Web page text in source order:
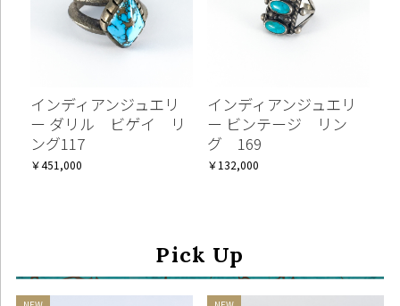
インディアンジュエリ
ー ダリル ビゲイ リ
ング117
￥451,000
インディアンジュエリ
ー ビンテージ リン
グ 169
￥132,000
Pick Up